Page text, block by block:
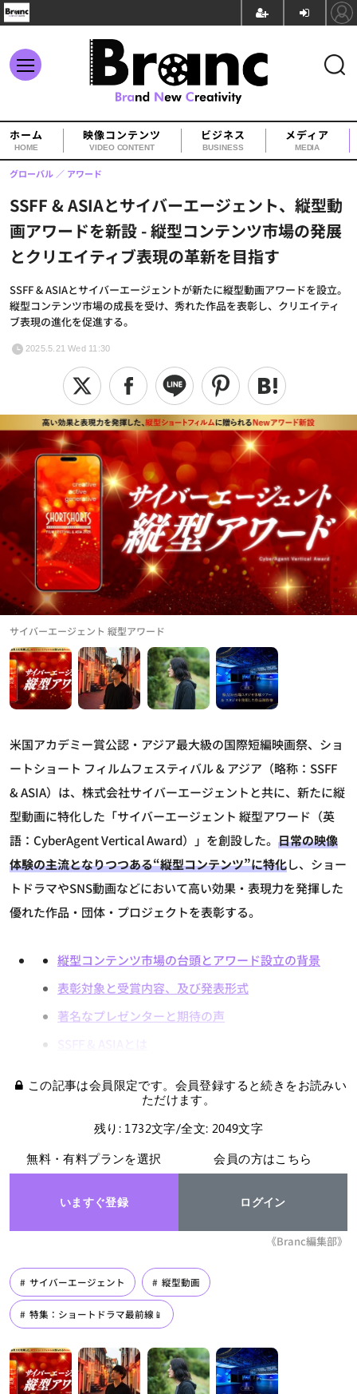
ホーム
HOME
映像コンテンツ
VIDEO CONTENT
ビジネス
BUSINESS
メディア
MEDIA
SSFF & ASIAとサイバーエージェント、縦型動
画アワードを新設 - 縦型コンテンツ市場の発展
とクリエイティブ表現の革新を目指す
SSFF & ASIAとサイバーエージェントが新たに縦型動画アワードを設立。
縦型コンテンツ市場の成長を受け、秀れた作品を表彰し、クリエイティ
ブ表現の進化を促進する。
グローバル アワード
2025.5.21 Wed 11:30
サイバーエージェント 縦型アワード
米国アカデミー賞公認・アジア最大級の国際短編映画祭、ショ
ートショート フィルムフェスティバル & アジア（略称：SSFF
& ASIA）は、株式会社サイバーエージェントと共に、新たに縦
型動画に特化した「サイバーエージェント 縦型アワード（英
語：CyberAgent Vertical Award）」を創設した。 日常の映像
体験の主流となりつつある“縦型コンテンツ”に特化し、ショー
トドラマやSNS動画などにおいて高い効果・表現力を発揮した
優れた作品・団体・プロジェクトを表彰する。
縦型コンテンツ市場の台頭とアワード設立の背景
表彰対象と受賞内容、及び発表形式
著名なプレゼンターと期待の声
この記事は会員限定です。会員登録すると続きをお読みい
ただけます。
残り: 1732文字/全文: 2049文字
無料・有料プランを選択
いますぐ登録
会員の方はこちら
ログイン
《Branc編集部》
サイバーエージェント 縦型動画
特集：ショートドラマ最前線📱